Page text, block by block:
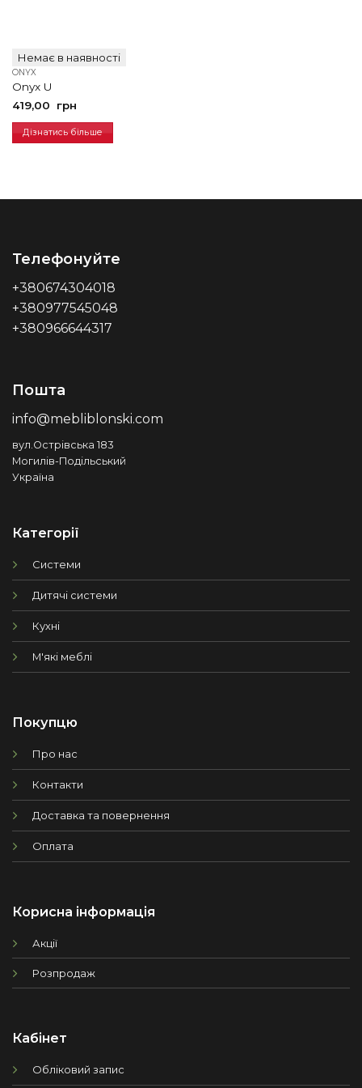
Немає в наявності
ONYX
Onyx U
419,00
грн
Дізнатись більше
Телефонуйте
+380674304018
+380977545048
+380966644317
Пошта
info@mebliblonski.com
вул.Острівська 183
Могилів-Подільський
Україна
Категорії
Системи
Дитячі системи
Кухні
М'які меблі
Покупцю
Про нас
Контакти
Доставка та повернення
Оплата
Корисна інформація
Акції
Розпродаж
Кабінет
Обліковий запис